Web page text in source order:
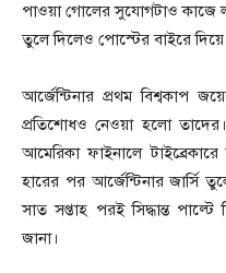
পাওয়া গোলের সুযোগটাও কাজে
তুলে দিলেও পোস্টের বাইরে দিয়ে
আর্জেন্টিনার প্রথম বিশ্বকাপ
প্রতিশোধও নেওয়া হলো
আমেরিকা ফাইনালে
হারের পর আর্জেন্টিনার জার্সি
সাত সপ্তাহ পরই সিদ্ধান্ত
জানা।